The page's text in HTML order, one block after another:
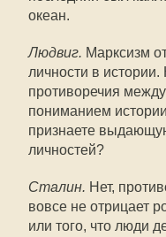
океан.
Людвиг. Марксизм
личности в
противоречия
пониманием
признаете
личностей?
Сталин. Нет,
вовсе не отрицает
или того, что люди